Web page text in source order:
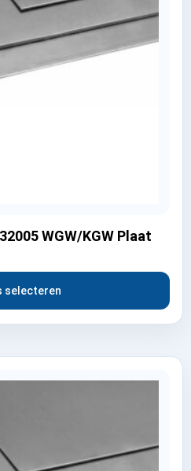
WGW/KGW Plaat
selecteren